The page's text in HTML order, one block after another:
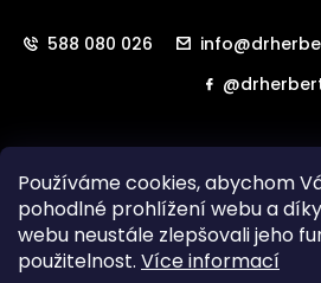
Používáme cookies, abychom
pohodlné prohlížení webu a
webu neustále zlepšovali jeho
použitelnost. Více informací
588 080 026